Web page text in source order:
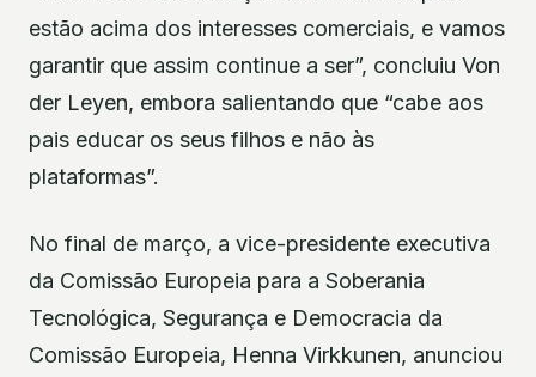
estão acima dos interesses comerciais, e vamos
garantir que assim continue a ser”, concluiu Von
der Leyen, embora salientando que “cabe aos
pais educar os seus filhos e não às
plataformas”.
No final de março, a vice-presidente executiva
da Comissão Europeia para a Soberania
Tecnológica, Segurança e Democracia da
Comissão Europeia, Henna Virkkunen, anunciou